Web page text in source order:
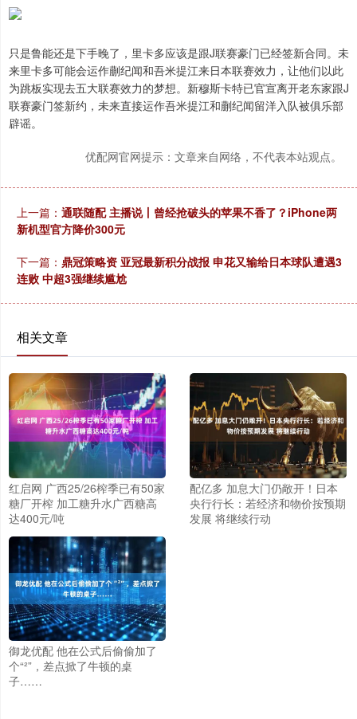
只是鲁能还是下手晚了，里卡多应该是跟J联赛豪门已经签新合同。未
来里卡多可能会运作蒯纪闻和吾米提江来日本联赛效力，让他们以此
为跳板实现去五大联赛效力的梦想。新穆斯卡特已官宣离开老东家跟J
联赛豪门签新约，未来直接运作吾米提江和蒯纪闻留洋入队被俱乐部
辟谣。
优配网官网提示：文章来自网络，不代表本站观点。
上一篇： 通联随配 主播说丨曾经抢破头的苹果不香了？iPhone两
新机型官方降价300元
下一篇： 鼎冠策略资 亚冠最新积分战报 申花又输给日本球队遭遇3
连败 中超3强继续尴尬
相关文章
红启网 广西25/26榨季已有50家
糖厂开榨 加工糖升水广西糖高
达400元/吨
配亿多 加息大门仍敞开！日本
央行行长：若经济和物价按预期
发展 将继续行动
御龙优配 他在公式后偷偷加了
个“²”，差点掀了牛顿的桌
子……